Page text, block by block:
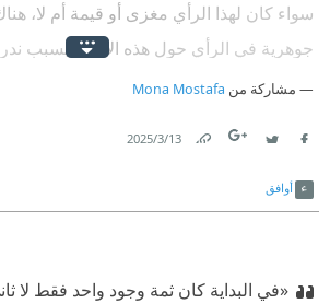
سواء كان لهذا الرأي مغزى أو قيمة أم لا،
جوهرية في الرأي حول هذه الأمور. بسبب
الوعي إلى حد ما يجب قطعًا أن يدخل إلى
مشاركة من Mona Mostafa
13‏/3‏/2025
أوافق
«في البداية كان ثمة وجود واحد فقط لا